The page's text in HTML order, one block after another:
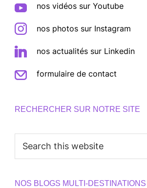
nos vidéos sur Youtube
nos photos sur Instagram
nos actualités sur Linkedin
formulaire de contact
RECHERCHER SUR NOTRE SITE
this
NOS BLOGS MULTI-DESTINATIONS